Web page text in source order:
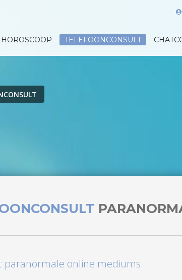
HOROSCOOP TELEFOONCONSULT
paranormale online mediums.